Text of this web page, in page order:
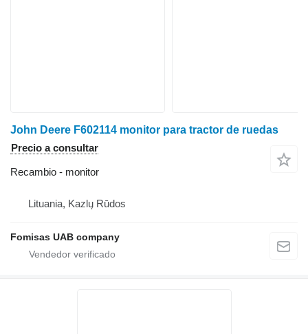
John Deere F602114 monitor para tractor de ruedas
Precio a consultar
Recambio - monitor
Lituania, Kazlų Rūdos
Fomisas UAB company